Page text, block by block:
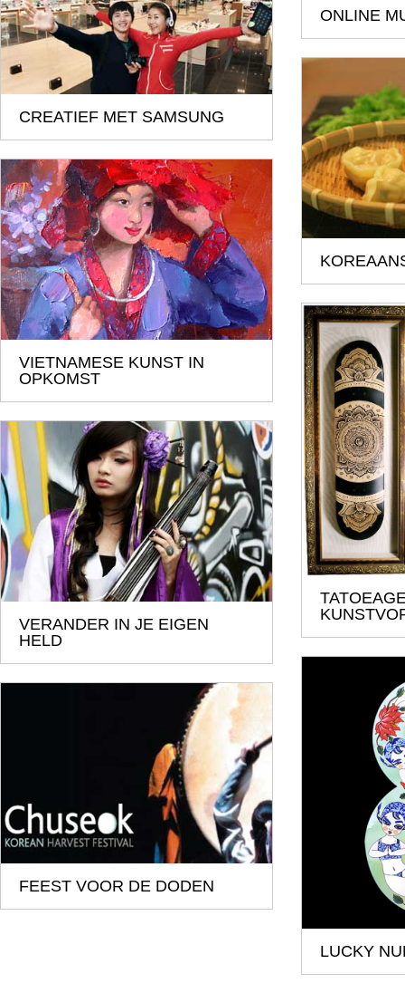
ONLINE
CREATIEF MET SAMSUNG
VIETNAMESE KUNST IN
OPKOMST
VERANDER IN JE EIGEN
HELD
LUCKY
FEEST VOOR DE DODEN